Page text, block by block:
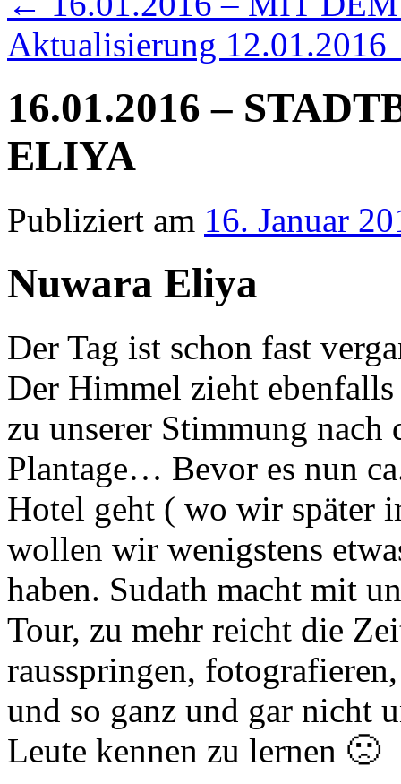
Aktualisierung 12.01.2016
16.01.2016 –
ELIYA
Publiziert am 16. Januar
Nuwara Eliya
Der Tag ist schon fast
Der Himmel zieht
zu unserer Stimmung nach
Plantage… Bevor es nun
Hotel geht ( wo wir später
wollen wir wenigstens
haben. Sudath macht mit
Tour, zu mehr reicht die
rausspringen,
und so ganz und gar nicht
Leute kennen zu lernen 🙁